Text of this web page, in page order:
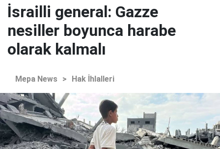
İsrailli general: Gazze
nesiller boyunca harabe
olarak kalmalı
Mepa News > Hak İhlalleri